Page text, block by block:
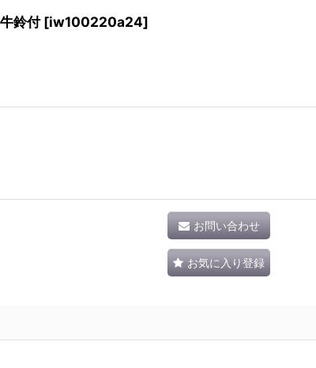
鈴付 [iw100220a24]
お問い合わせ
お気に入り登録